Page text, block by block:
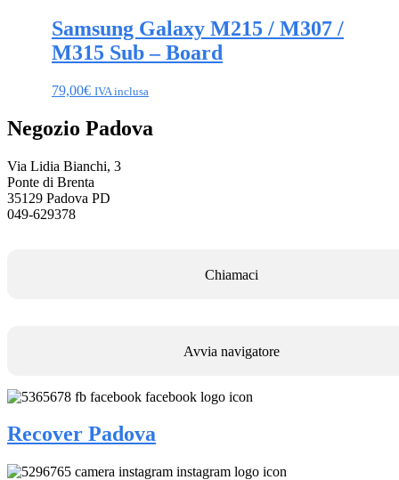
Samsung Galaxy M215 / M307 /
M315 Sub – Board
79,00€ IVA inclusa
Negozio Padova
Via Lidia Bianchi, 3
Ponte di Brenta
35129 Padova PD
049-629378
Chiamaci
Avvia navigatore
Recover Padova